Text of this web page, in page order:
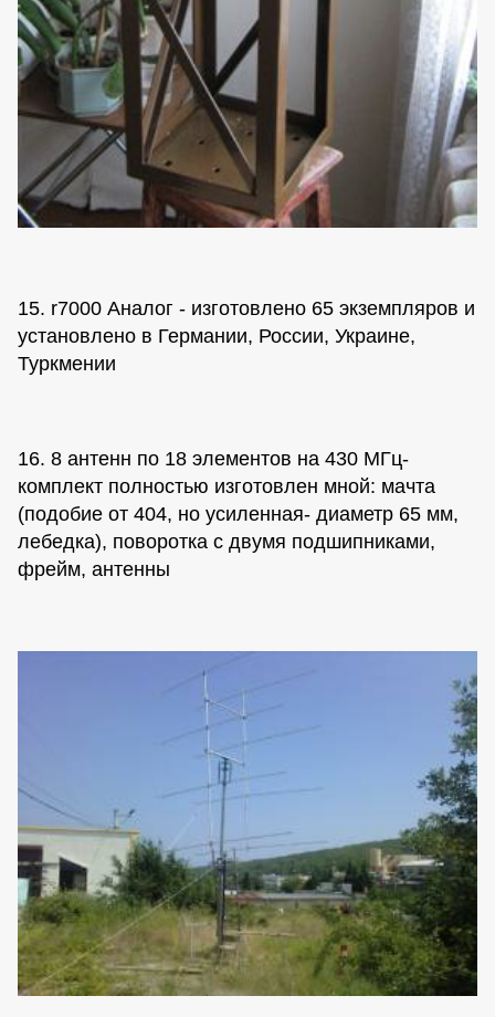
15. r7000 Аналог - изготовлено 65 экземпляров и
установлено в Германии, России, Украине,
Туркмении
16. 8 антенн по 18 элементов на 430 МГц-
комплект полностью изготовлен мной: мачта
(подобие от 404, но усиленная- диаметр 65 мм,
лебедка), поворотка с двумя подшипниками,
фрейм, антенны